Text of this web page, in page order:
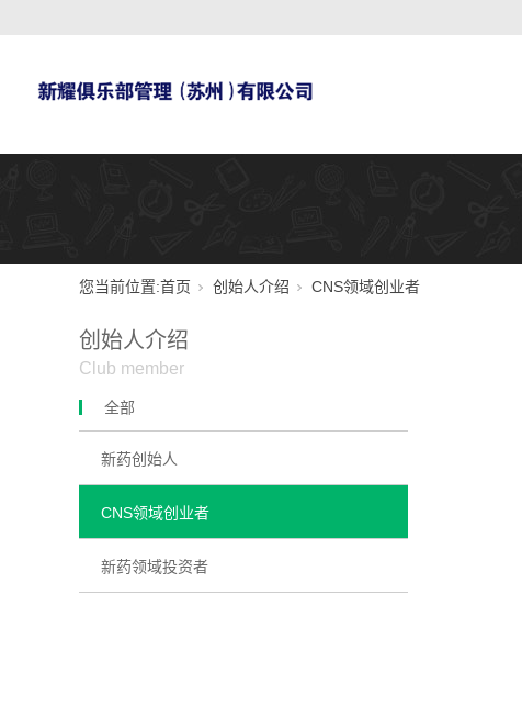
您当前位置:首页 创始人介绍 CNS领域创业者
创始人介绍
Club member
全部
新药创始人
CNS领域创业者
新药领域投资者